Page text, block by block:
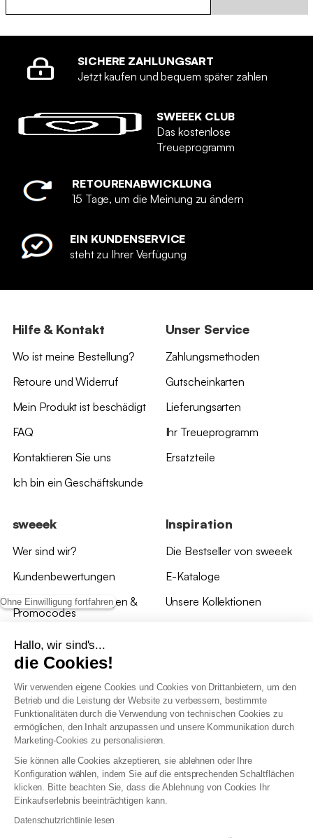
Ohne Einwilligung fortfahren
Hallo, wir sind's...
die Cookies!
Wir verwenden eigene Cookies und Cookies von Drittanbietern, um den
Betrieb und die Leistung der Website zu verbessern, bestimmte
Funktionalitäten durch die Verwendung von technischen Cookies zu
ermöglichen, den Inhalt anzupassen und unsere Kommunikation durch
Marketing-Cookies zu personalisieren.
Sie können alle Cookies akzeptieren, sie ablehnen oder Ihre
Konfiguration wählen, indem Sie auf die entsprechenden Schaltflächen
klicken. Bitte beachten Sie, dass die Ablehnung von Cookies Ihr
Einkaufserlebnis beeinträchtigen kann.
Datenschutzrichtlinie lesen
SICHERE ZAHLUNGSART
Jetzt kaufen und bequem später zahlen
SWEEEK CLUB
Das kostenlose
Treueprogramm
RETOURENABWICKLUNG
15 Tage, um die Meinung zu ändern
EIN KUNDENSERVICE
steht zu Ihrer Verfügung
Hilfe & Kontakt
Wo ist meine Bestellung?
Retoure und Widerruf
Mein Produkt ist beschädigt
FAQ
Kontaktieren Sie uns
Ich bin ein Geschäftskunde
Unser Service
Zahlungsmethoden
Gutscheinkarten
Lieferungsarten
Ihr Treueprogramm
Ersatzteile
sweeek
Wer sind wir?
Kundenbewertungen
*Angebotsbedingungen &
Promocodes
Bewertungen von sweeek
Unsere Geschäfte
Inspiration
Die Bestseller von sweeek
E-Kataloge
Unsere Kollektionen
AGB Treueprogramm
Datenschutzrichtlinien
Allgemeine Geschäftsbedingungen für Geschäftskunden
Erklärung zur Barrierefreiheit